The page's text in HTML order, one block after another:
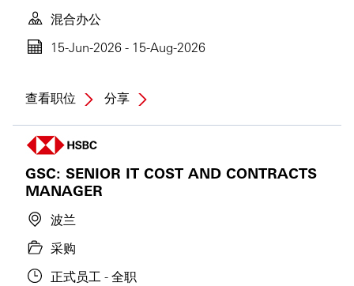
混合办公
15-Jun-2026 - 15-Aug-2026
查看职位 分享
GSC: SENIOR IT COST AND CONTRACTS
MANAGER
波兰
采购
正式员工 - 全职